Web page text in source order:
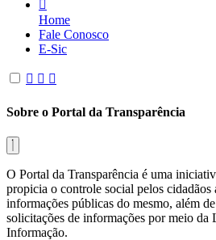
Home
Fale Conosco
E-Sic
Sobre o Portal da Transparência
O Portal da Transparência é uma
propicia o controle social pelos
informações públicas do mesmo, além
solicitações de informações por meio da
Informação.